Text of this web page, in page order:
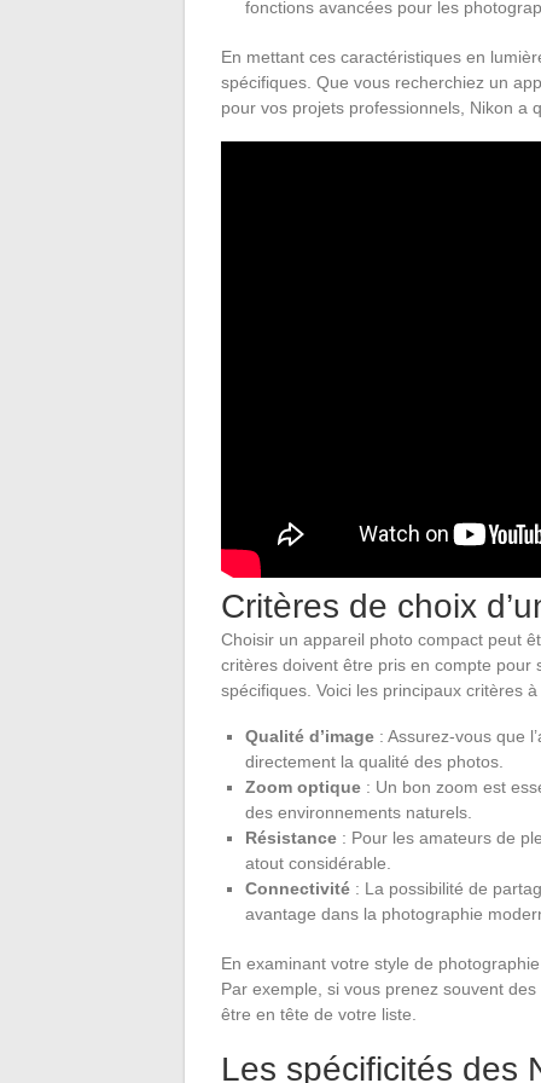
fonctions avancées pour les
En mettant ces caractéristiques en
spécifiques. Que vous recherchiez un
pour vos projets professionnels, Nikon a
Critères de choix
Choisir un appareil photo compact peut
critères doivent être pris en compte pour
spécifiques. Voici les principaux critères
Qualité d’image : Assurez-vous que
directement la qualité des photos.
Zoom optique : Un bon zoom est
des environnements naturels.
Résistance : Pour les amateurs de
atout considérable.
Connectivité : La possibilité de
avantage dans la photographie
En examinant votre style de
Par exemple, si vous prenez souvent
être en tête de votre liste.
Les spécificités des